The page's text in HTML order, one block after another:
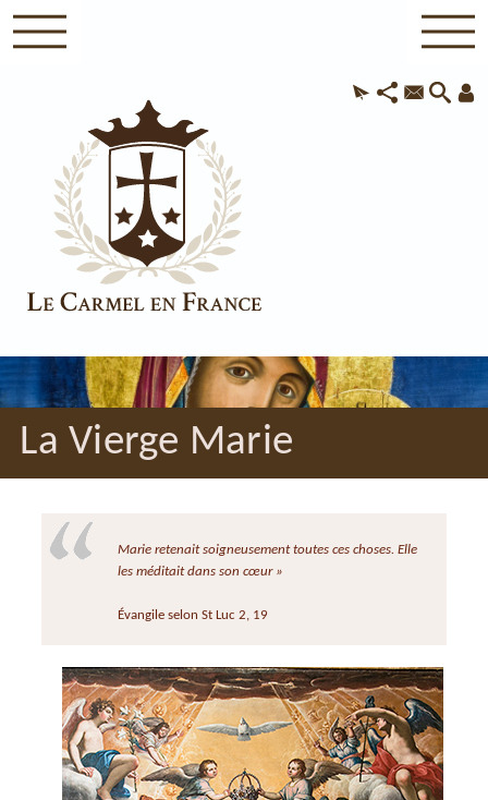
La Vierge Marie
Marie retenait soigneusement toutes ces choses. Elle
les méditait dans son cœur »
Évangile selon St Luc 2, 19